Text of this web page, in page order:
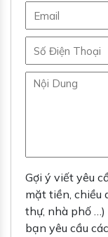
Gợi ý viết yêu
mặt tiền, chiều
thự, nhà phố
bạn yêu cầu